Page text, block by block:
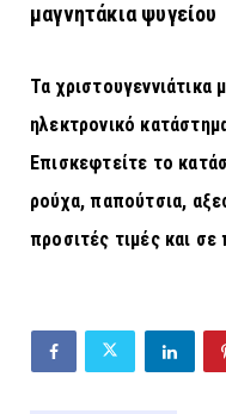
μαγνητάκια ψυγείου
Τα χριστουγεννιάτικα
ηλεκτρονικό
Επισκεφτείτε το
ρούχα, παπούτσια,
προσιτές τιμές και